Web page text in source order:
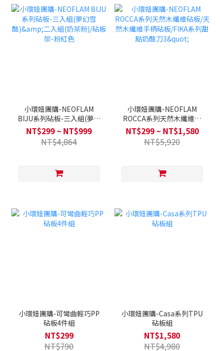
小環妞團購-NEOFLAM
BIJU系列砧板-三入組(夢幻
雪酪)&二入組(奶茶粉)/砧板
架-粉紅色
NT$299 ~ NT$999
NT$4,864
小環妞團購-NEOFLAM
ROCCA系列天然木纖維砧
板/天然木纖維手柄砧
板/FIKA系列甜點奶酪刀3"
NT$299 ~ NT$1,580
NT$5,920
小環妞團購-可彎曲輕巧PP
砧板4件組
NT$299
NT$790
小環妞團購-Casa系列TPU
砧板組
NT$1,580
NT$4,980